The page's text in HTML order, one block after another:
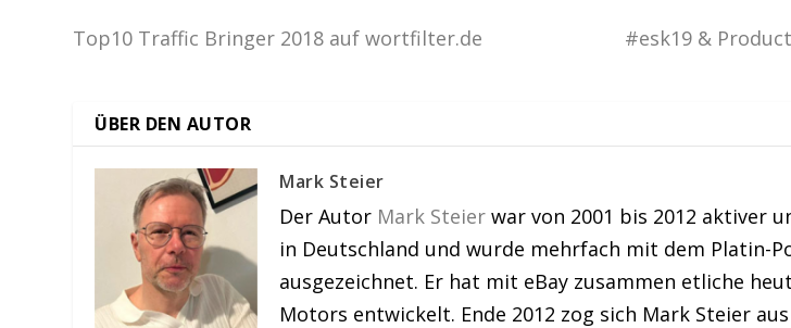
Top10 Traffic Bringer 2018 auf wortfilter.de
#esk19 &
ÜBER DEN AUTOR
Mark Steier
Der Autor Mark Steier war von 2001 bis 2012 aktiver
in Deutschland und wurde mehrfach mit dem Platin-
ausgezeichnet. Er hat mit eBay zusammen etliche
Motors entwickelt. Ende 2012 zog sich Mark Steier